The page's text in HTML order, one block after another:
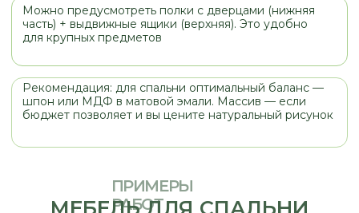
Выбирая материалы фасадов для
внимание не только на цвет и
стоимость, но и на назначение
изделия, место его установки (кухня,
прихожая, санузел). При правильнои
выборе мебель будет служить вам и
МАТЕРИАЛЫ